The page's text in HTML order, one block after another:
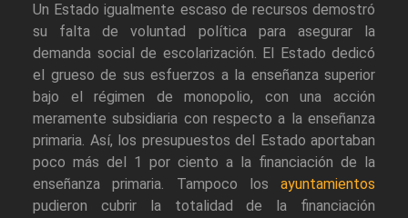
Un Estado igualmente escaso de recursos demostró
su falta de voluntad política para asegurar la
demanda social de escolarización. El Estado dedicó
el grueso de sus esfuerzos a la enseñanza superior
bajo el régimen de monopolio, con una acción
meramente subsidiaria con respecto a la enseñanza
primaria. Así, los presupuestos del Estado aportaban
poco más del 1 por ciento a la financiación de la
enseñanza primaria. Tampoco los ayuntamientos
pudieron cubrir la totalidad de la financiación